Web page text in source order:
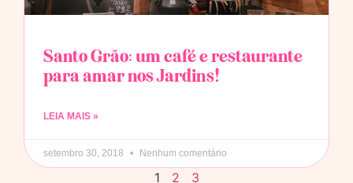
Santo Grão: um café e restaurante
para amar nos Jardins!
LEIA MAIS »
setembro 30, 2018 Nenhum comentário
1 2 3